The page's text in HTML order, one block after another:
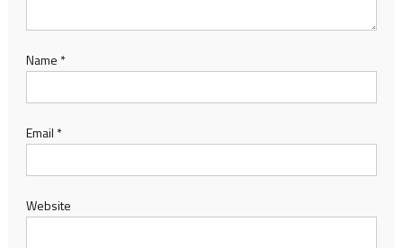
Name *
Email *
Website